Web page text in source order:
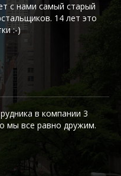
с нами самый старый
14 лет это
:-)
в компании 3
мы все равно дружим.